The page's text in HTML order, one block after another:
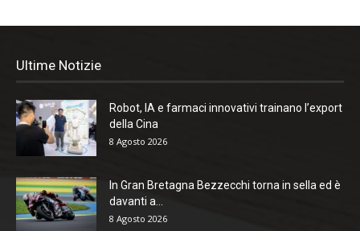
Ultime Notizie
Robot, IA e farmaci innovativi trainano l’export
della Cina
8 Agosto 2026
In Gran Bretagna Bezzecchi torna in sella ed è
davanti a...
8 Agosto 2026